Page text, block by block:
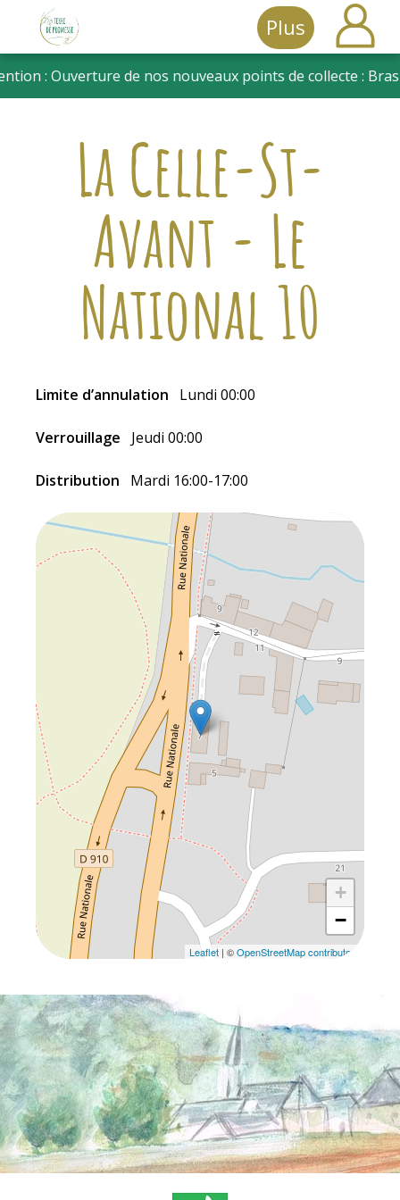
de
Plus
La Celle-St-
Avant - Le
National 10
Limite d’annulation Lundi 00:00
Verrouillage Jeudi 00:00
Distribution Mardi 16:00-17:00
+
−
Leaflet | ©OpenStreetMap contributors